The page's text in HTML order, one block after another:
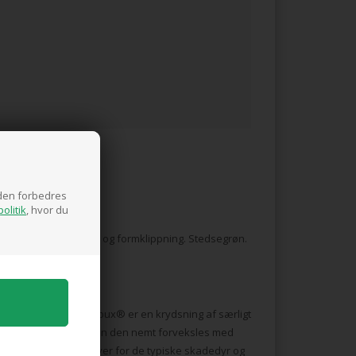
forbedres
, hvor du
på terrasser og formklippning. Stedsegrøn.
Bloombux® er en krydsning af særligt
end buksbom, kan den nemt forveksles med
over for de typiske skadedyr og